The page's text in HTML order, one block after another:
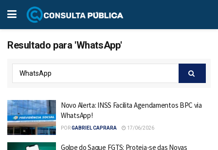
Resultado para 'WhatsApp'
Novo Alerta: INSS Facilita Agendamentos BPC via
WhatsApp!
PORGABRIEL CAPRARA 17/06/2026
Golpe do Saque FGTS: Proteja-se das Novas